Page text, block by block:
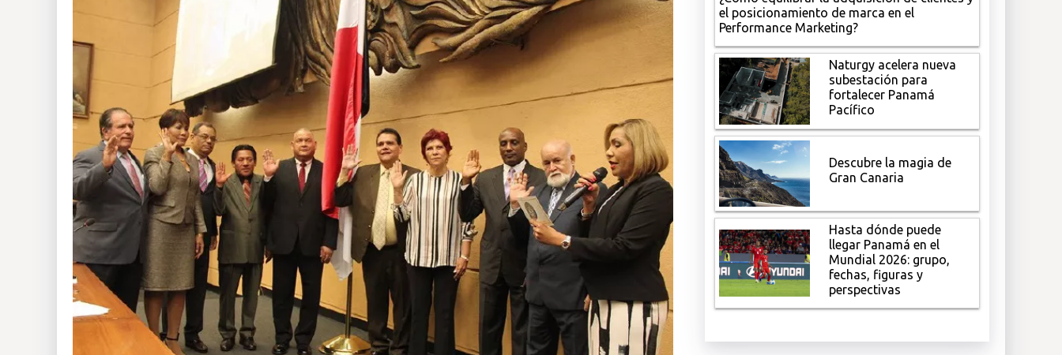
el posicionamiento de marca en el
Performance Marketing?
Naturgy acelera nueva
subestación para
fortalecer Panamá
Pacífico
Descubre la magia de
Gran Canaria
Hasta dónde puede
llegar Panamá en el
Mundial 2026: grupo,
fechas, figuras y
perspectivas